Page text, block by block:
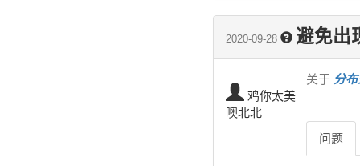
2020-09-28 避免出
鸡你太美
噢北北
关于 分
问题